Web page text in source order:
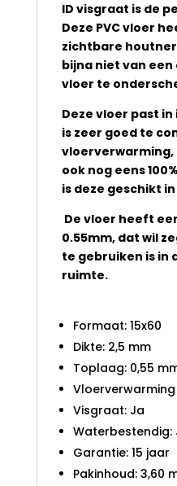
ID visgraat is de
Deze PVC vloer
zichtbare
bijna niet van
vloer te
Deze vloer past
is zeer goed te
ook nog eens
is deze geschikt
De vloer heeft
0.55mm, dat wil
te gebruiken is in
ruimte.
Formaat: 15x60
Dikte: 2,5 mm
Toplaag: 0,55
Visgraat: Ja
Waterbestendig:
Garantie: 15 jaar
Pakinhoud: 3,60